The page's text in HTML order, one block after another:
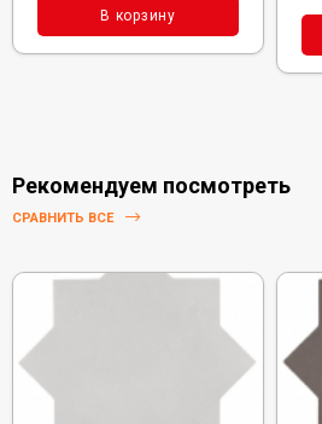
В корзину
Рекомендуем посмотреть
СРАВНИТЬ ВСЕ